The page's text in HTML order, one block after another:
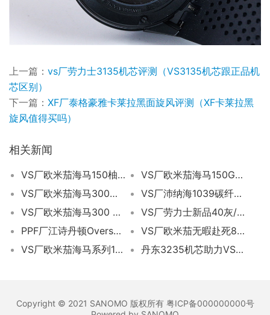
上一篇： vs厂劳力士3135机芯评测（VS3135机芯跟正品机
芯区别）
下一篇： XF厂泰格豪雅卡莱拉黑面旋风评测（XF卡莱拉黑
旋风值得买吗）
相关新闻
VS厂欧米茄海马150柚木浅蓝盘评测（vs海马150柚木浅蓝值得入手吗）
VS厂欧米茄海马150GMT做工评测（VS海马150两地时值得入手吗）
VS厂欧米茄海马300米冰蓝面搭配8800机芯细节评测
VS厂沛纳海1039碳纤维深度评测（vs厂沛纳海1039值不值得入手）
VS厂欧米茄海马300 V4深度测评-丹东8800一体机芯做工细节全面解析
VS厂劳力士新品40灰/蓝游艇做工评测（vs厂游艇对比c厂游艇怎么样）
PPF厂江诗丹顿Overseas纵横四海4500V系列腕表深度评测
VS厂欧米茄无暇赴死8806机芯:细节与稳定的极致融合​
VS厂欧米茄海马系列150米世界时存在破绽吗（vs厂海马世界时怎么样）
丹东3235机芯助力VS厂劳力士白金游艇—经典与稳定并存
Copyright © 2021 SANOMO 版权所有 粤ICP备000000000号